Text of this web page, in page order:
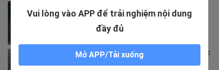
TristanGundam
[Mobile SuitGundam] "Nổ súng ở thuộc
địa, Jonah bị đánh bất lực" ~
Vui lòng vào APP để trải nghiệm nội dung
đầy đủ
Mở APP/Tải xuống